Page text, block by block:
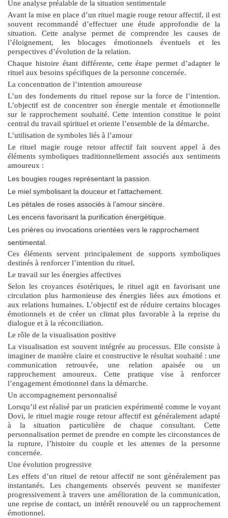
Une analyse préalable de la situation sentimentale
Avant la mise en place d’un rituel magie rouge retour affectif, il est
souvent recommandé d’effectuer une étude approfondie de la
situation. Cette analyse permet de comprendre les causes de
l’éloignement, les blocages émotionnels éventuels et les
perspectives d’évolution de la relation.
Chaque histoire étant différente, cette étape permet d’adapter le
rituel aux besoins spécifiques de la personne concernée.
La concentration de l’intention amoureuse
L’un des fondements du rituel repose sur la force de l’intention.
L’objectif est de concentrer son énergie mentale et émotionnelle
sur le rapprochement souhaité. Cette intention constitue le point
central du travail spirituel et oriente l’ensemble de la démarche.
L’utilisation de symboles liés à l’amour
Le rituel magie rouge retour affectif fait souvent appel à des
éléments symboliques traditionnellement associés aux sentiments
amoureux :
Les bougies rouges représentant la passion.
Le miel symbolisant la douceur et l’attachement.
Les pétales de roses associés à l’amour sincère.
Les encens favorisant la purification énergétique.
Les prières ou invocations orientées vers le rapprochement
sentimental.
Ces éléments servent principalement de supports symboliques
destinés à renforcer l’intention du rituel.
Le travail sur les énergies affectives
Selon les croyances ésotériques, le rituel agit en favorisant une
circulation plus harmonieuse des énergies liées aux émotions et
aux relations humaines. L’objectif est de réduire certains blocages
émotionnels et de créer un climat plus favorable à la reprise du
dialogue et à la réconciliation.
Le rôle de la visualisation positive
La visualisation est souvent intégrée au processus. Elle consiste à
imaginer de manière claire et constructive le résultat souhaité : une
communication retrouvée, une relation apaisée ou un
rapprochement amoureux. Cette pratique vise à renforcer
l’engagement émotionnel dans la démarche.
Un accompagnement personnalisé
Lorsqu’il est réalisé par un praticien expérimenté comme le voyant
Dovi, le rituel magie rouge retour affectifest généralement adapté
à la situation particulière de chaque consultant. Cette
personnalisation permet de prendre en compte les circonstances de
la rupture, l’histoire du couple et les attentes de la personne
concernée.
Une évolution progressive
Les effets d’un rituel de retour affectif ne sont généralement pas
instantanés. Les changements observés peuvent se manifester
progressivement à travers une amélioration de la communication,
une reprise de contact, un intérêt renouvelé ou un rapprochement
émotionnel.